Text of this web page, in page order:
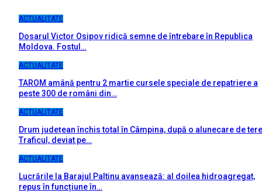
ACTUALITATE
Dosarul Victor Osipov ridică semne de întrebare în Republica
Moldova. Fostul…
ACTUALITATE
TAROM amână pentru 2 martie cursele speciale de repatriere a
peste 300 de români din…
ACTUALITATE
Drum județean închis total în Câmpina, după o alunecare de
Traficul, deviat pe…
ACTUALITATE
Lucrările la Barajul Paltinu avansează: al doilea hidroagregat,
repus în funcțiune în…